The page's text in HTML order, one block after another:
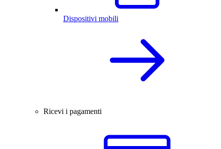
Dispositivi mobili
Ricevi i pagamenti